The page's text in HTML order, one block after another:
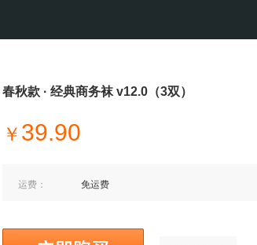
春秋款 · 经典商务袜 v12.0（3双）
￥ 39.90
运费： 免运费